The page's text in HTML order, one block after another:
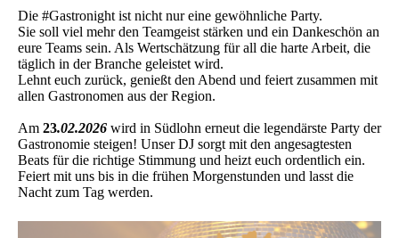
Die #Gastronight ist nicht nur eine gewöhnliche Party.
Sie soll viel mehr den Teamgeist stärken und ein Dankeschön an
eure Teams sein. Als Wertschätzung für all die harte Arbeit, die
täglich in der Branche geleistet wird.
Lehnt euch zurück, genießt den Abend und feiert zusammen mit
allen Gastronomen aus der Region.
Am 23.02.2026 wird in Südlohn erneut die legendärste Party der
Gastronomie steigen! Unser DJ sorgt mit den angesagtesten
Beats für die richtige Stimmung und heizt euch ordentlich ein.
Feiert mit uns bis in die frühen Morgenstunden und lasst die
Nacht zum Tag werden.